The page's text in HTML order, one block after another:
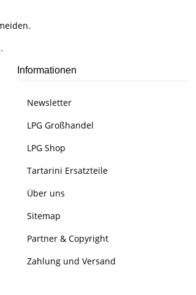
Informationen
Newsletter
LPG Großhandel
LPG Shop
Tartarini Ersatzteile
Über uns
Sitemap
Partner & Copyright
Zahlung und Versand